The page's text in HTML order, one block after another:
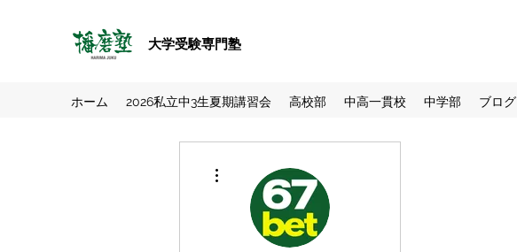
大学受験専門塾
ホーム 2026私立中3生夏期講習会 高校部 中高一貫校 中学部 ブログ